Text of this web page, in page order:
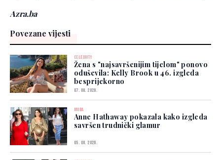
Azra.ba
Povezane vijesti
CELEBRITY
Žena s "najsavršenijim tijelom" ponovo
oduševila: Kelly Brook u 46. izgleda
besprijekorno
07. 08. 2026.
MODA
Anne Hathaway pokazala kako izgleda
savršen trudnički glamur
05. 08. 2026.